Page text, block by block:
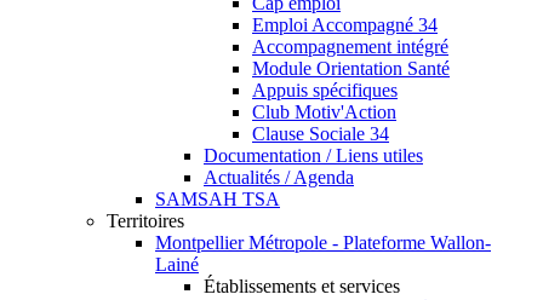
Emploi Accompagné 34
Accompagnement intégré
Module Orientation Santé
Appuis spécifiques
Club Motiv'Action
Clause Sociale 34
Documentation / Liens utiles
Actualités / Agenda
SAMSAH TSA
Territoires
Montpellier Métropole - Plateforme Wallon-
Lainé
Établissements et services